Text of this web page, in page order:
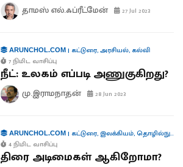
தாமஸ் எல்.ஃப்ரீட்மேன் 27 Jul 2023
ARUNCHOL.COM| கட்டுரை,அரசியல், கல்வி
7 நிமிட வாசிப்பு
நீட்: உலகம் எப்படி அணுகுகிறது?
மு.இராமநாதன் 28 Jun 2023
ARUNCHOL.COM| கட்டுரை, இலக்கியம்,தொழில்நுட்பம்
4 நிமிட வாசிப்பு
திரை அடிமைகள் ஆகிறோமா?